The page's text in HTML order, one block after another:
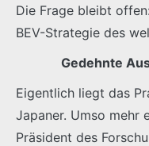
Die Frage bleibt
BEV-Strategie des
Gedehnte
Eigentlich liegt das
Japaner. Umso mehr
Präsident des